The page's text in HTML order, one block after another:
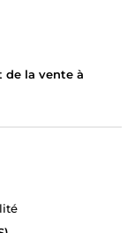
de la vente à